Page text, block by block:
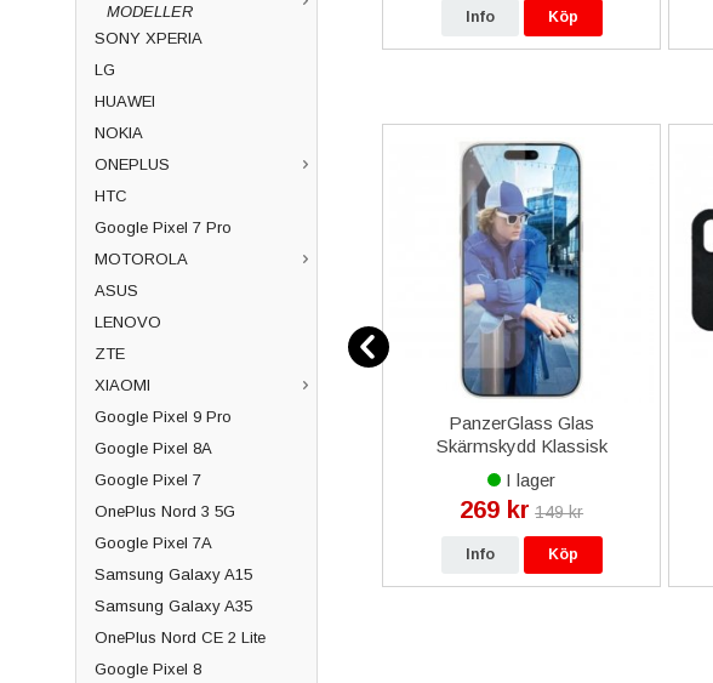
MODELLER
SONY XPERIA
LG
HUAWEI
NOKIA
ONEPLUS
HTC
Google Pixel 7 Pro
MOTOROLA
ASUS
LENOVO
ZTE
XIAOMI
Google Pixel 9 Pro
Google Pixel 8A
Google Pixel 7
OnePlus Nord 3 5G
Google Pixel 7A
Samsung Galaxy A15
Samsung Galaxy A35
OnePlus Nord CE 2 Lite
Google Pixel 8
Info Info Köp
Samsung Galaxy S24 Plus
(SM-S926B) Baksida Original
549 kr
Info
PanzerGlass Glas
Skärmskydd Klassisk
Passform för Apple iPhone
16 Pro 6.3"
I lager
269 kr 149 kr
Info Köp